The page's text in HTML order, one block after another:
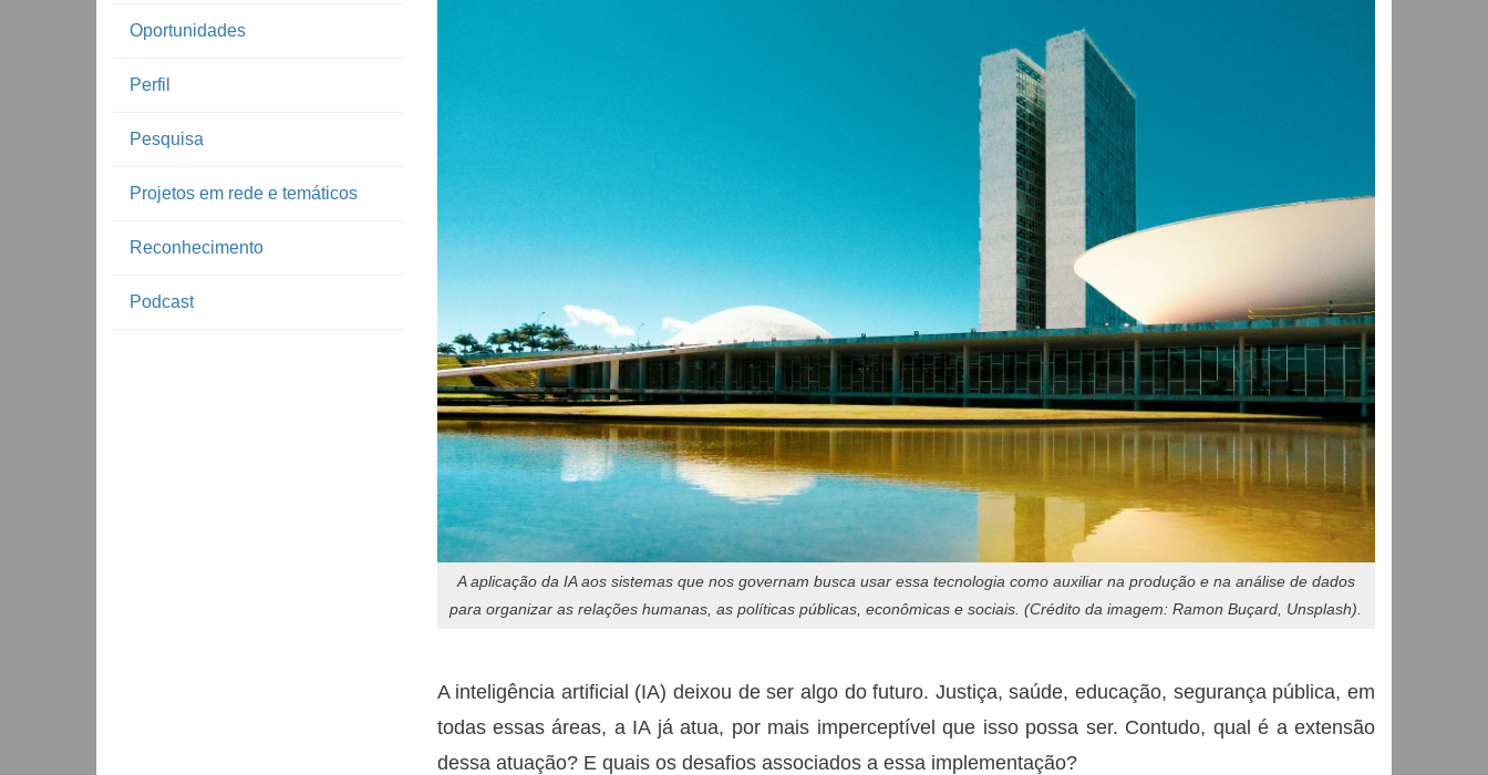
Oportunidades
Perfil
Pesquisa
Projetos em rede e temáticos
Reconhecimento
Podcast
A aplicação da IA aos sistemas que nos governam busca usar essa tecnologia como auxiliar na produção e na análise de dados
para organizar as relações humanas, as políticas públicas, econômicas e sociais. (Crédito da imagem: Ramon Buçard, Unsplash).
A inteligência artificial (IA) deixou de ser algo do futuro. Justiça, saúde, educação, segurança pública, em
todas essas áreas, a IA já atua, por mais imperceptível que isso possa ser. Contudo, qual é a extensão
dessa atuação? E quais os desafios associados a essa implementação?